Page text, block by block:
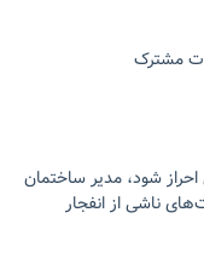
مشترک
شود، مدیر ساختمان
ناشی از انفجار